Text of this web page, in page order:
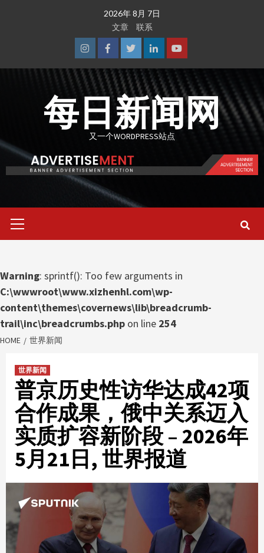
2026年 8月 7日
文章
联系
InstagramFacebook
TwitterLinkedinYoutube
每日新闻网
又一个WORDPRESS站点
Menu
Warning: sprintf(): Too few arguments in
C:\wwwroot\www.xizhenhl.com\wp-
content\themes\covernews\lib\breadcrumb-
trail\inc\breadcrumbs.php on line 254
HOME 世界新闻
世界新闻
普京历史性访华达成42项
合作成果，俄中关系迈入
实质扩容新阶段 – 2026年
5月21日, 世界报道